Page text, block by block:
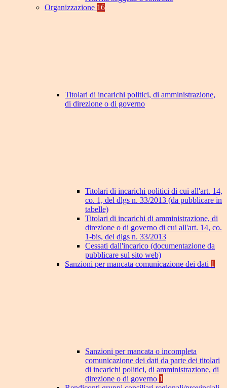
Organizzazione 16
Titolari di incarichi politici, di amministrazione,
di direzione o di governo
Titolari di incarichi politici di cui all'art. 14,
co. 1, del dlgs n. 33/2013 (da pubblicare in
tabelle)
Titolari di incarichi di amministrazione, di
direzione o di governo di cui all'art. 14, co.
1-bis, del dlgs n. 33/2013
Cessati dall'incarico (documentazione da
pubblicare sul sito web)
Sanzioni per mancata comunicazione dei dati 1
Sanzioni per mancata o incompleta
comunicazione dei dati da parte dei titolari
di incarichi politici, di amministrazione, di
direzione o di governo 1